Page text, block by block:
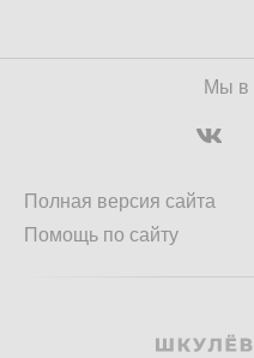
Мы в
Полная версия сайта
Помощь по сайту